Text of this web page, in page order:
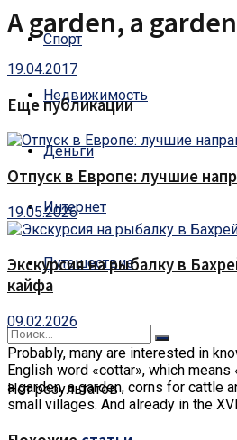
Спорт
Недвижимость
Деньги
Интернет
Путешествие
Нет результатов
A garden, a garden
19.04.2017
Еще публикации
Отпуск в Европе: лучшие
19.05.2026
Экскурсия на рыбалку в
кайфа
09.02.2026
Probably, many are interested in
English word «cottar», which
a garden, a garden, corns for cattle
small villages. And already in the